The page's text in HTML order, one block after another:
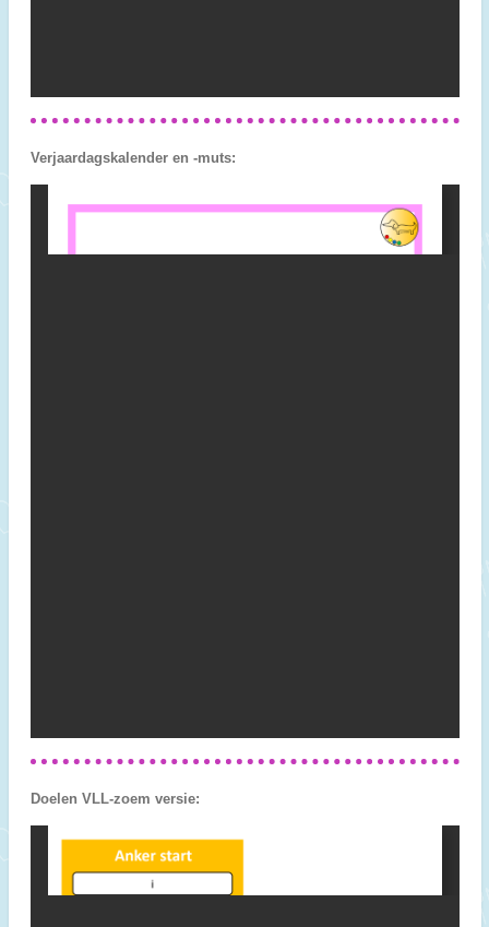
Verjaardagskalender en -muts:
Doelen VLL-zoem versie: